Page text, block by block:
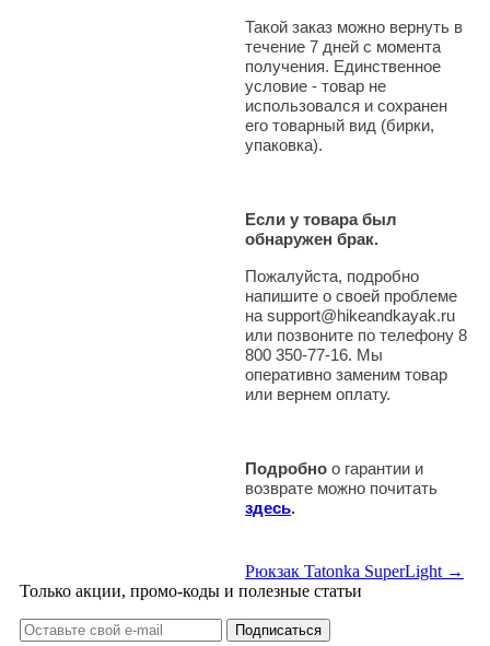
Такой заказ можно вернуть в
течение 7 дней с момента
получения. Единственное
условие - товар не
использовался и сохранен
его товарный вид (бирки,
упаковка).
Если у товара был
обнаружен брак.
Пожалуйста, подробно
напишите о своей проблеме
на support@hikeandkayak.ru
или позвоните по телефону 8
800 350-77-16. Мы
оперативно заменим товар
или вернем оплату.
Подробно о гарантии и
возврате можно почитать
здесь.
Рюкзак Tatonka SuperLight →
Только акции, промо-коды и полезные статьи